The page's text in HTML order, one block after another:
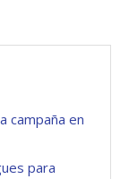
campaña en
para